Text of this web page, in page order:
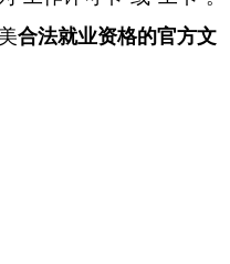
合法就业资格的官方文